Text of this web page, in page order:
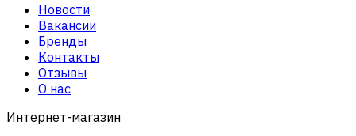
Новости
Вакансии
Бренды
Контакты
Отзывы
О нас
Интернет-магазин